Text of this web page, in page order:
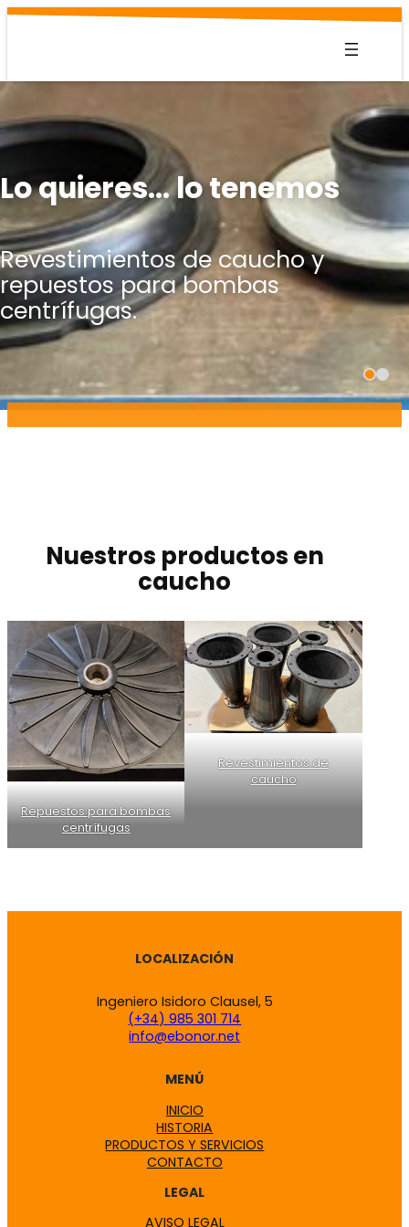
Saltar
Lo quieres… lo tenemos
Revestimientos de caucho y
repuestos para bombas
centrífugas.
Nuestros productos en
caucho
Repuestos para bombas
centrífugas
Revestimientos de
caucho
LOCALIZACIÓN
Ingeniero Isidoro Clausel, 5
(+34) 985 301 714
info@ebonor.net
MENÚ
INICIO
HISTORIA
PRODUCTOS Y SERVICIOS
CONTACTO
LEGAL
AVISO LEGAL